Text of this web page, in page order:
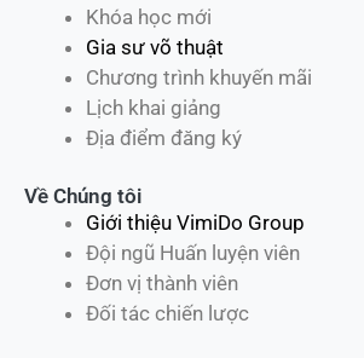
Khóa học mới
Gia sư võ thuật
Chương trình khuyến mãi
Lịch khai giảng
Địa điểm đăng ký
Về Chúng tôi
Giới thiệu VimiDo Group
Đội ngũ Huấn luyện viên
Đơn vị thành viên
Đối tác chiến lược